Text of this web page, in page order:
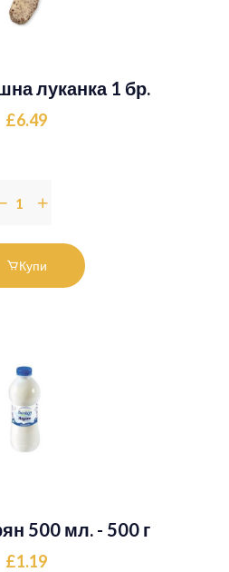
луканка 1 бр.
£6.49
Купи
500 мл. - 500 г
£1.19